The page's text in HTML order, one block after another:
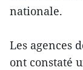
nationale.
Les agences
ont constaté